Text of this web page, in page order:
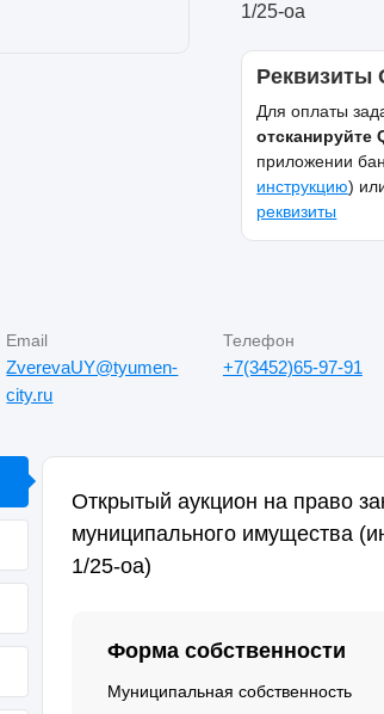
1/25-оа
Реквизиты
Для оплаты
отсканируйте
приложении
инструкцию)
реквизиты
Email
ZverevaUY@tyumen-
city.ru
Телефон
+7(3452)65-97-91
Открытый аукцион на право
муниципального имущества
1/25-оа)
Форма собственности
Муниципальная собственность